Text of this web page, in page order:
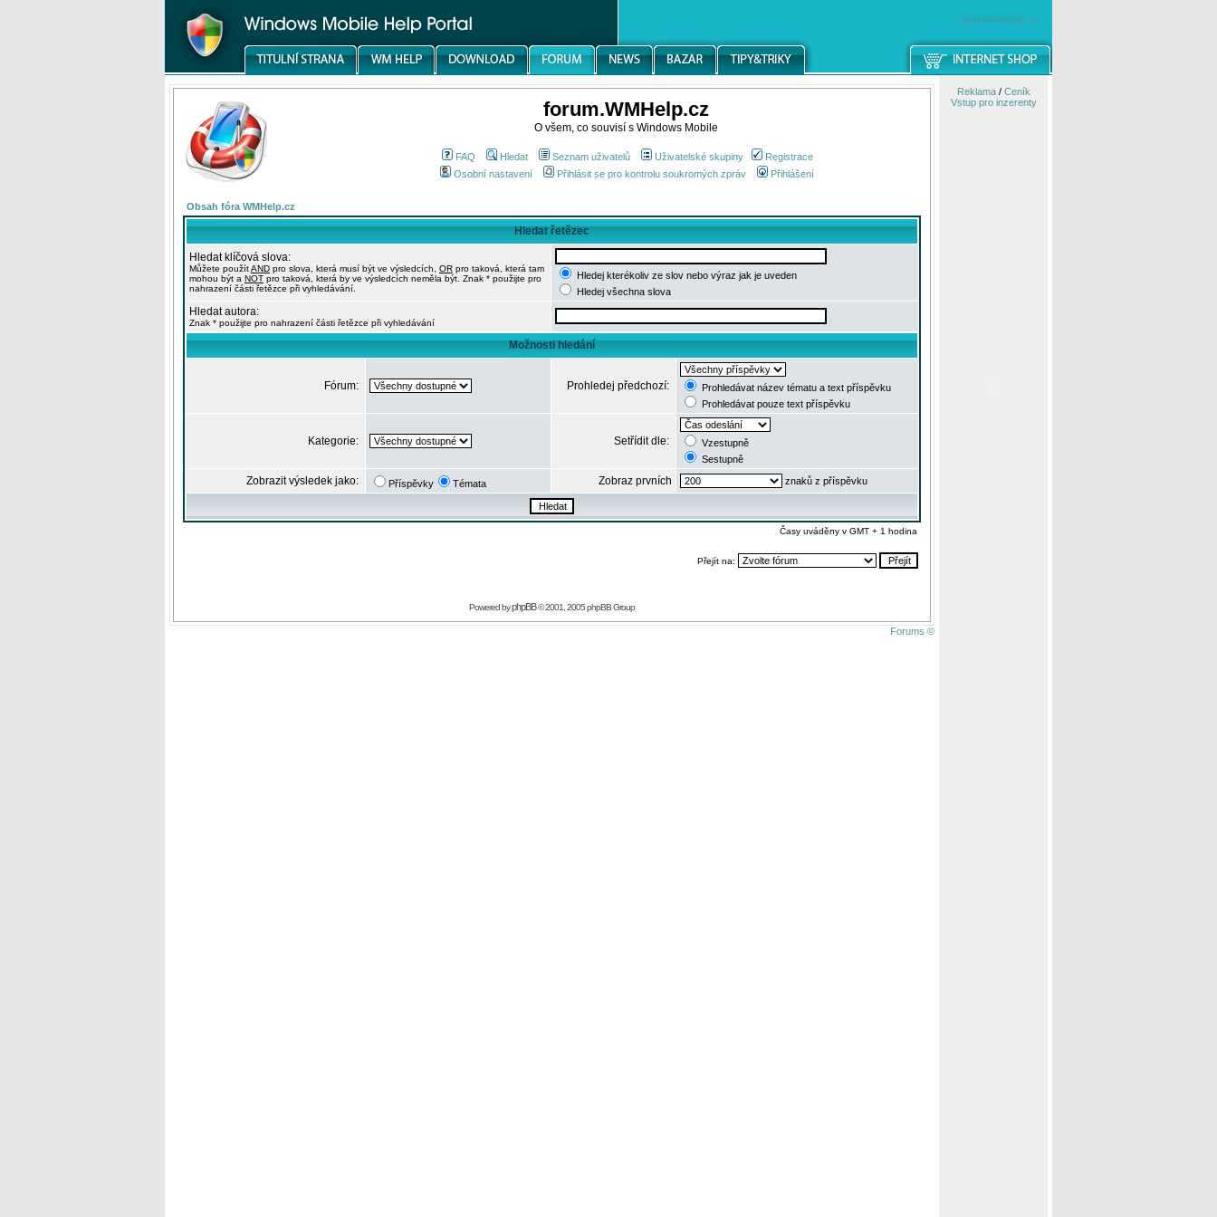
windowsmobile.cz
forum.WMHelp.cz
O všem, co souvisí s Windows Mobile
FAQ Hledat Seznam uživatelů Uživatelské skupiny
Registrace
Osobní nastavení
Přihlásit se pro kontrolu soukromých zpráv Přihlášení
Obsah fóra WMHelp.cz
Hledat řetězec
Hledat klíčová slova:
Můžete použítAND pro slova, která musí být ve výsledcích, OR pro taková, která tam
mohou být a NOT pro taková, která by ve výsledcích neměla být. Znak * použijte pro
nahrazení části řetězce při vyhledávání.
Hledej kterékoliv ze slov nebo výraz jak je uveden
Hledej všechna slova
Hledat autora:
Znak * použijte pro nahrazení části řetězce při vyhledávání
Možnosti hledání
Fórum: Prohledej předchozí:
Prohledávat název tématu a text příspěvku
Prohledávat pouze text příspěvku
Kategorie: Setřídit dle:
Vzestupně
Sestupně
Zobrazit výsledek jako: Příspěvky Témata Zobraz prvních znaků z příspěvku
Časy uváděny v GMT + 1 hodina
Přejít na:
Powered byphpBB© 2001, 2005 phpBB Group
Forums ©
Reklama/ Ceník
Vstup pro inzerenty